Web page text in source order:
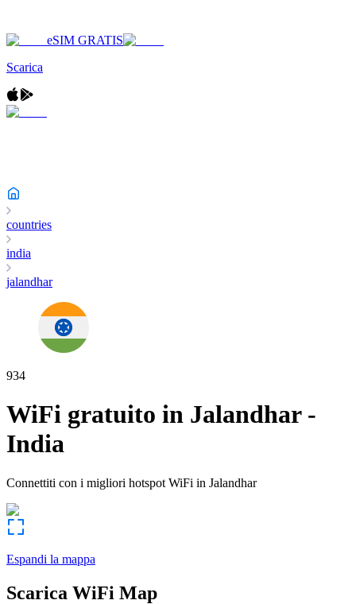
eSIM GRATIS
Scarica
countries
india
jalandhar
934
WiFi gratuito in Jalandhar-
India
Connettiti con i migliori hotspot WiFi in Jalandhar
Espandi la mappa
Scarica WiFi Map